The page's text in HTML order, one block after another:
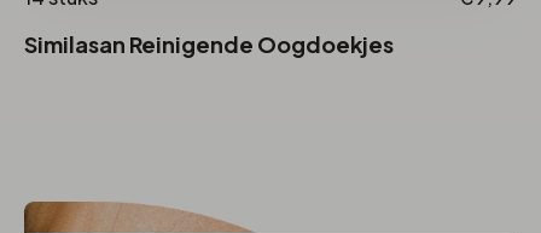
Similasan Reinigende Oogdoekjes